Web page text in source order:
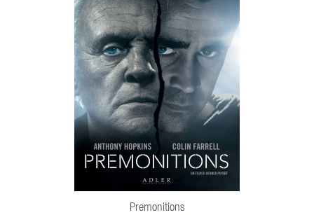
Premonitions